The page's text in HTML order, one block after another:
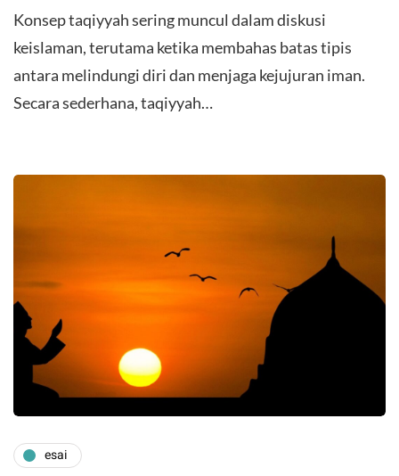
Konsep taqiyyah sering muncul dalam diskusi
keislaman, terutama ketika membahas batas tipis
antara melindungi diri dan menjaga kejujuran iman.
Secara sederhana, taqiyyah…
esai